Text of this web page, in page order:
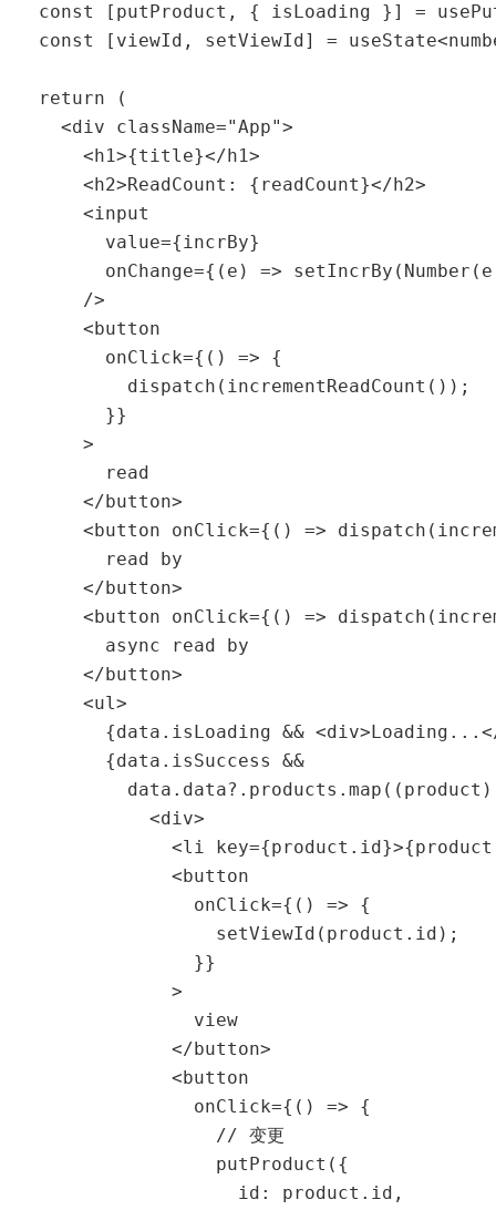
const [putProduct, { isLoading }] =
const [viewId, setViewId] =
  return (
    <div className="App">
      <h1>{title}</h1>
      <h2>ReadCount: {readCount}</h2>
      <input
        value={incrBy}
onChange={(e) =>
      />
      <button
        onClick={() => {
          dispatch(incrementReadCount());
        }}
      >
        read
      </button>
<button onClick={() =>
        read by
      </button>
<button onClick={() =>
        async read by
      </button>
      <ul>
{data.isLoading &&
        {data.isSuccess &&
            <div>
<li
              <button
                onClick={() => {
                  setViewId(product.id);
                }}
              >
                view
              </button>
              <button
                onClick={() => {
                  // 变更
                  putProduct({
                    id: product.id,